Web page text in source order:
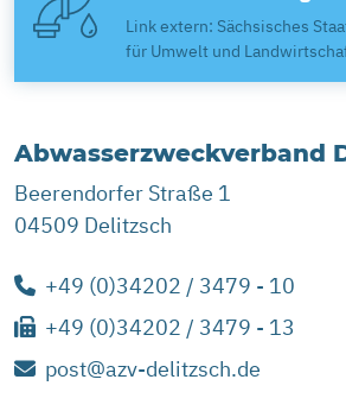
Link extern: Sächsisches
für Umwelt und
Abwasserzweckverband
Beerendorfer Straße 1
04509 Delitzsch
+49 (0)34202 / 3479 - 10
+49 (0)34202 / 3479 - 13
post@azv-delitzsch.de